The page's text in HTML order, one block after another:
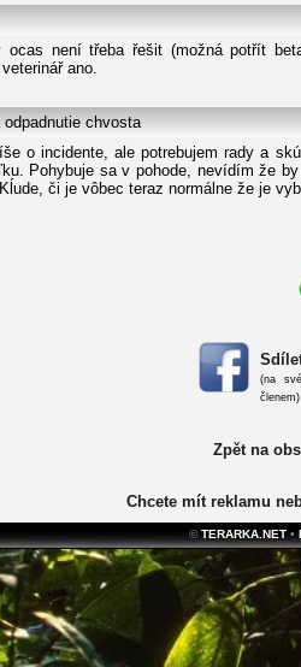
ocas není třeba řešit (možná potřít
ano.
chvosta
o incidente, ale potrebujem rady a
Pohybuje sa v pohode, nevídím že
či je vôbec teraz normálne že je
(na
členem)
Zpět na
Chcete mít reklamu
©TERARKA.NET •